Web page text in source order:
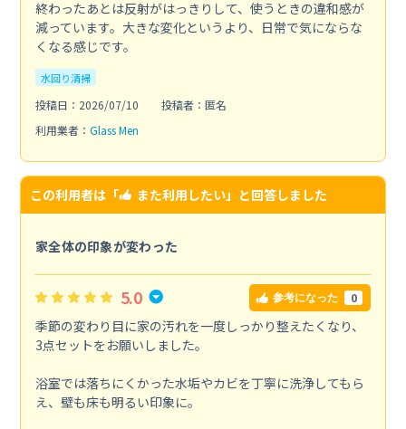
終わったあとは反射がはっきりして、使うときの違和感が
減っています。大きな変化というより、日常で気にならな
くなる感じです。
水回り清掃
投稿日：2026/07/10
投稿者：匿名
利用業者： Glass Men
この利用者は「 また利用したい」と回答しました
家全体の印象が変わった
5.0 参考になった 0
季節の変わり目に家の汚れを一度しっかり整えたくなり、
3点セットをお願いしました。
浴室では落ちにくかった水垢やカビを丁寧に洗浄してもら
え、壁も床も明るい印象に。